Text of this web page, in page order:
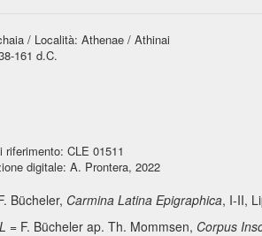
/ Località: Athenae / Athinai
161 d.C.
riferimento: CLE 01511
digitale: A. Prontera, 2022
Bücheler, Carmina Latina Epigraphica, I-II,
= F. Bücheler ap. Th. Mommsen, Corpus